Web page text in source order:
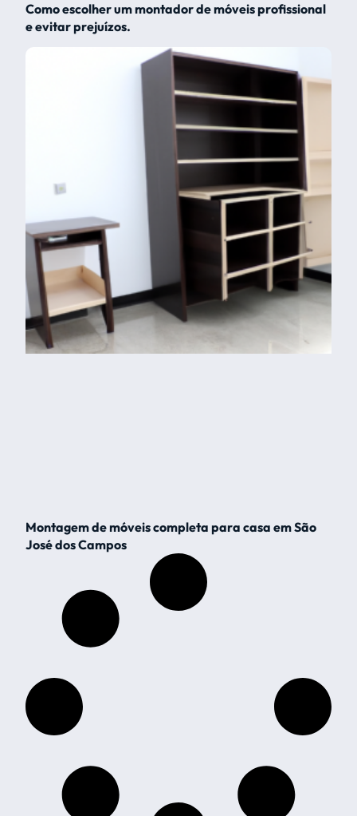
Como escolher um montador de móveis profissional
e evitar prejuízos.
Montagem de móveis completa para casa em São
José dos Campos